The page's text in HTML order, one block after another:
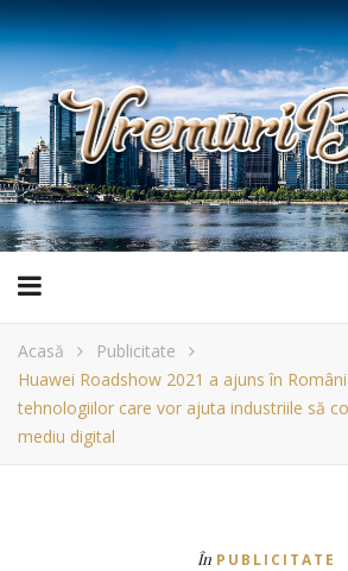
Acasă
Publicitate
Huawei Roadshow 2021 a ajuns în
tehnologiilor care vor ajuta industriile să
mediu digital
În PUBLICITATE